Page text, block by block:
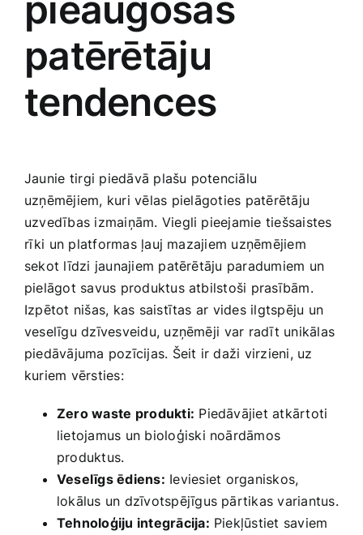
patērētāju
‍tendences
Jaunie ⁤tirgi‌ piedāvā plašu potenciālu
uzņēmējiem, kuri‌ vēlas⁤ pielāgoties patērētāju
uzvedības izmaiņām. Viegli ​pieejamie tiešsaistes
⁣rīki⁢ un platformas ļauj mazajiem uzņēmējiem
sekot līdzi jaunajiem patērētāju paradumiem un
pielāgot savus produktus atbilstoši prasībām.
Izpētot nišas, kas saistītas ar vides ilgtspēju un
veselīgu dzīvesveidu, uzņēmēji⁣ var radīt unikālas
piedāvājuma pozīcijas. Šeit ‌ir daži‌ virzieni, ​uz
kuriem vērsties:
Zero waste ⁢produkti: Piedāvājiet atkārtoti
lietojamus un bioloģiski noārdāmos ​
produktus.
Veselīgs ēdiens: Ieviesiet⁢ organiskos,
lokālus ‍un dzīvotspējīgus pārtikas variantus.
Tehnoloģiju integrācija: Piekļūstiet ‌saviem